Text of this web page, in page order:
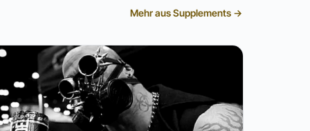
Mehr aus Supplements →